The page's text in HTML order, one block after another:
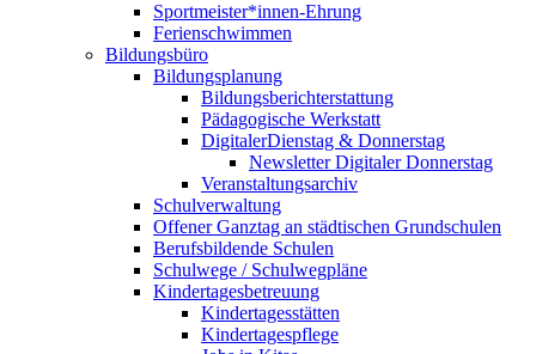
Sportmeister*innen-Ehrung
Ferienschwimmen
Bildungsbüro
Bildungsplanung
Bildungsberichterstattung
Pädagogische Werkstatt
DigitalerDienstag & Donnerstag
Newsletter Digitaler Donnerstag
Veranstaltungsarchiv
Schulverwaltung
Offener Ganztag an städtischen Grundschulen
Berufsbildende Schulen
Schulwege / Schulwegpläne
Kindertagesbetreuung
Kindertagesstätten
Kindertagespflege